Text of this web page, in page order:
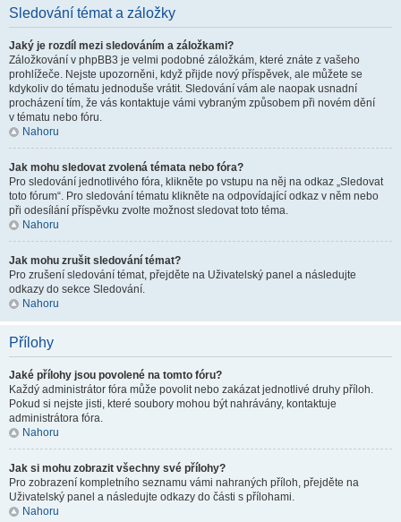
Sledování témat a záložky
Jaký je rozdíl mezi sledováním a záložkami?
Záložkování v phpBB3 je velmi podobné záložkám, které znáte z vašeho
prohlížeče. Nejste upozorněni, když přijde nový příspěvek, ale můžete se
kdykoliv do tématu jednoduše vrátit. Sledování vám ale naopak usnadní
procházení tím, že vás kontaktuje vámi vybraným způsobem při novém dění
v tématu nebo fóru.
Nahoru
Jak mohu sledovat zvolená témata nebo fóra?
Pro sledování jednotlivého fóra, klikněte po vstupu na něj na odkaz „Sledovat
toto fórum“. Pro sledování tématu klikněte na odpovídající odkaz v něm nebo
při odesílání příspěvku zvolte možnost sledovat toto téma.
Nahoru
Jak mohu zrušit sledování témat?
Pro zrušení sledování témat, přejděte na Uživatelský panel a následujte
odkazy do sekce Sledování.
Nahoru
Přílohy
Jaké přílohy jsou povolené na tomto fóru?
Každý administrátor fóra může povolit nebo zakázat jednotlivé druhy příloh.
Pokud si nejste jisti, které soubory mohou být nahrávány, kontaktuje
administrátora fóra.
Nahoru
Jak si mohu zobrazit všechny své přílohy?
Pro zobrazení kompletního seznamu vámi nahraných příloh, přejděte na
Uživatelský panel a následujte odkazy do části s přílohami.
Nahoru